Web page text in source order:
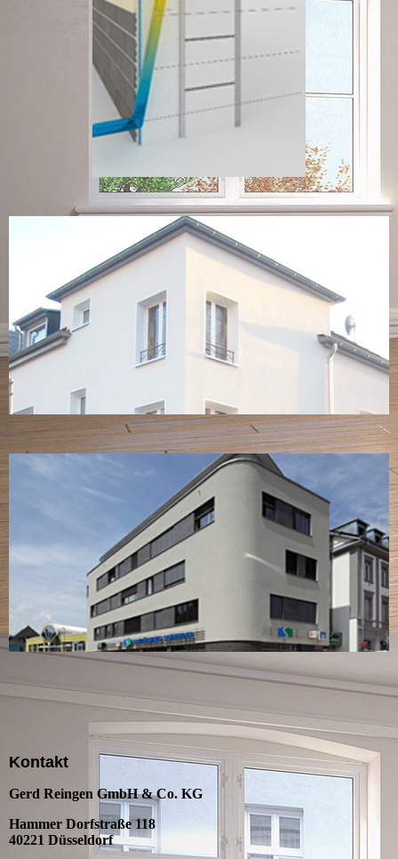
Kontakt
Gerd Reingen GmbH & Co. KG
Hammer Dorfstraße 118
40221 Düsseldorf